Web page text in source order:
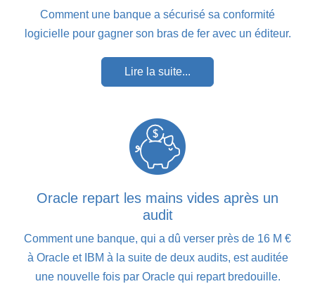
Comment une banque a sécurisé sa conformité
logicielle pour gagner son bras de fer avec un éditeur.
Lire la suite...
Oracle repart les mains vides après un
audit
Comment une banque, qui a dû verser près de 16 M €
à Oracle et IBM à la suite de deux audits, est auditée
une nouvelle fois par Oracle qui repart bredouille.